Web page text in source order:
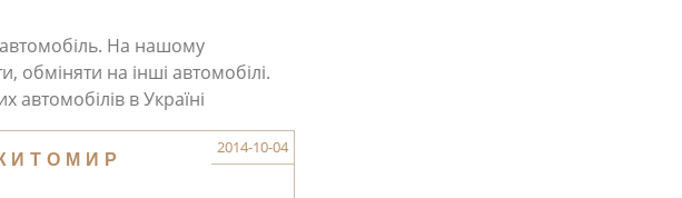
На нашому
обміняти на інші автомобілі.
в Україні
2014-10-04